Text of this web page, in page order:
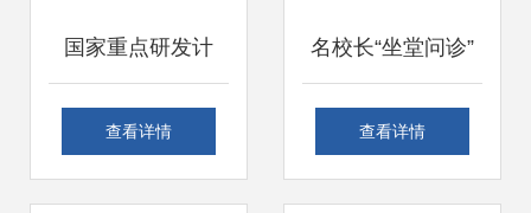
国家重点研发计
划“肥药精准施用部
查看详情
名校长“坐堂问诊”
副中心首家教育咨
查看详情